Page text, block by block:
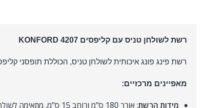
רשת לשולחן טניס עם קליפסים KONFORD 4207
רשת פינג פונג איכותית לשולחן טניס, הכוללת תופסני
מאפיינים מרכזיים:
מידות הרשת: אורך 180 ס"מ ורוחב 15 ס"מ, מתאימה לשולחנות טניס בגדלים סטנדרטיים.